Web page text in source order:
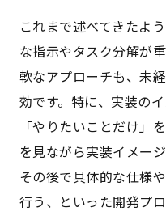
これまで述べてきたよ
な指示やタスク分解が
軟なアプローチも、未
効です。特に、実装の
「やりたいことだけ」
を見ながら実装イメー
その後で具体的な仕様
行う、といった開発プ